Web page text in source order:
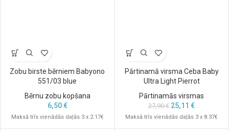
Zobu birste bērniem Babyono
551/03 blue
Bērnu zobu kopšana
6,50€
Maksā trīs vienādās daļās 3 x 2.17€
Pārtinamā virsma Ceba Baby
Ultra Light Pierrot
Pārtinamās virsmas
27,90€ 25,11€
Maksā trīs vienādās daļās 3 x 8.37€